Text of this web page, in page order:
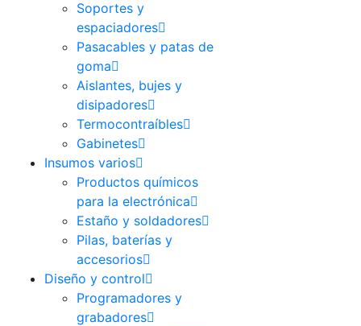
Soportes y
espaciadores
Pasacables y patas de
goma
Aislantes, bujes y
disipadores
Termocontraíbles
Gabinetes
Insumos varios
Productos químicos
para la electrónica
Estaño y soldadores
Pilas, baterías y
accesorios
Diseño y control
Programadores y
grabadores